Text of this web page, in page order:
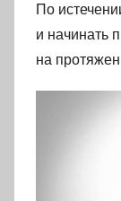
По
и начинать
на